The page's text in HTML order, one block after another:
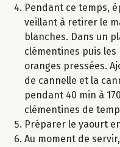
Pendant ce temps,
veillant à retirer le
blanches. Dans un
clémentines puis les
oranges pressées.
de cannelle et la
pendant 40 min à
clémentines de
Préparer le yaourt
Au moment de